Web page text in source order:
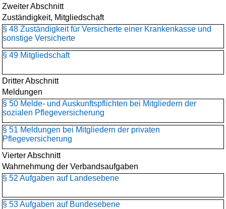
Zweiter Abschnitt
Zuständigkeit, Mitgliedschaft
§ 48 Zuständigkeit für Versicherte einer Krankenkasse und
sonstige Versicherte
§ 49 Mitgliedschaft
Dritter Abschnitt
Meldungen
§ 50 Melde- und Auskunftspflichten bei Mitgliedern der
sozialen Pflegeversicherung
§ 51 Meldungen bei Mitgliedern der privaten
Pflegeversicherung
Vierter Abschnitt
Wahrnehmung der Verbandsaufgaben
§ 52 Aufgaben auf Landesebene
§ 53 Aufgaben auf Bundesebene